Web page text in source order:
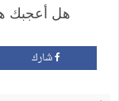
هل أعجبك
شارك